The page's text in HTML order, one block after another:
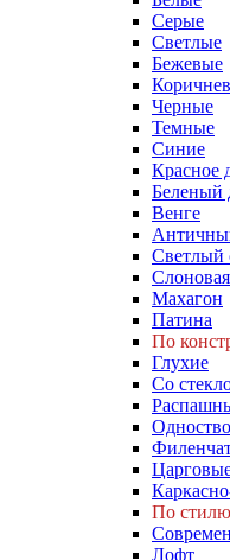
Серые
Светлые
Бежевые
Черные
Темные
Синие
Красное
Беленый
Венге
Светлый
Махагон
Патина
По
Глухие
Со
По стилю
Лофт